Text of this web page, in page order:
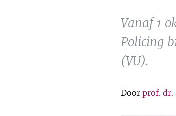
Vanaf 1
Policing
(VU).
Door prof. dr.